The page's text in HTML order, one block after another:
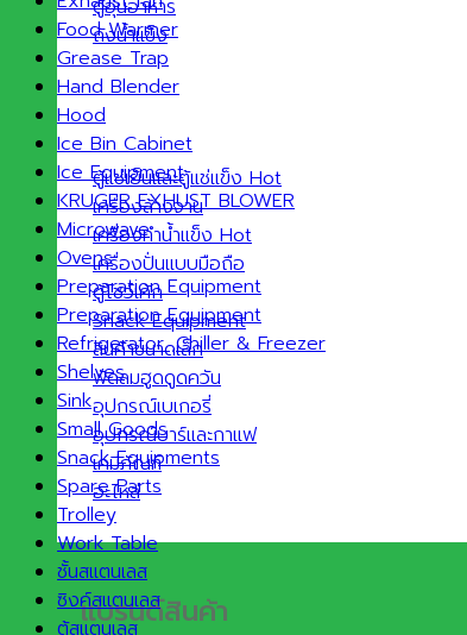
ตู้อุ่นอาหาร
ถังน้ำแข็ง
ตู้แช่เย็นและตู้แช่แข็ง
เครื่องล้างจาน
เครื่องทำน้ำแข็ง
เครื่องปั่นแบบมือถือ
ตู้โชว์เค้ก
Snack Equipment
สินค้าขนาดเล็ก
พัดลมฮูดดูดควัน
อุปกรณ์เบเกอรี่
อุปกรณ์บาร์และกาแฟ
เคมีภัณฑ์
อะไหล่
แบรนด์สินค้า
Food Warmer
Grease Trap
Hand Blender
Hood
Ice Bin Cabinet
Ice Equipment
KRUGER EXHUST BLOWER
Microwave
Ovens
Preparation Equipment
Preparation Equipment
Refrigerator ,Chiller & Freezer
Shelves
Sink
Small Goods
Snack Equipments
Spare Parts
Trolley
Work Table
ชั้นสแตนเลส
ซิงค์สแตนเลส
ตู้สแตนเลส